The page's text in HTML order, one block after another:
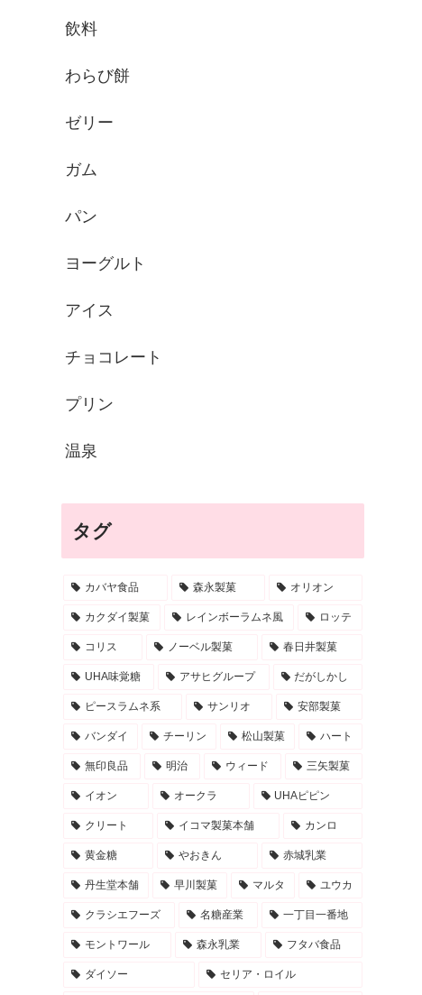
飲料
わらび餅
ゼリー
ガム
パン
ヨーグルト
アイス
チョコレート
プリン
温泉
タグ
カバヤ食品 森永製菓 オリオン
カクダイ製菓 レインボーラムネ風 ロッテ
コリス ノーベル製菓 春日井製菓
UHA味覚糖 アサヒグループ だがしかし
ピースラムネ系 サンリオ 安部製菓
バンダイ チーリン 松山製菓 ハート
無印良品 明治 ウィード 三矢製菓
イオン オークラ UHAピピン
クリート イコマ製菓本舗 カンロ
黄金糖 やおきん 赤城乳業
丹生堂本舗 早川製菓 マルタ ユウカ
クラシエフーズ 名糖産業 一丁目一番地
モントワール 森永乳業 フタバ食品
ダイソー セリア・ロイル